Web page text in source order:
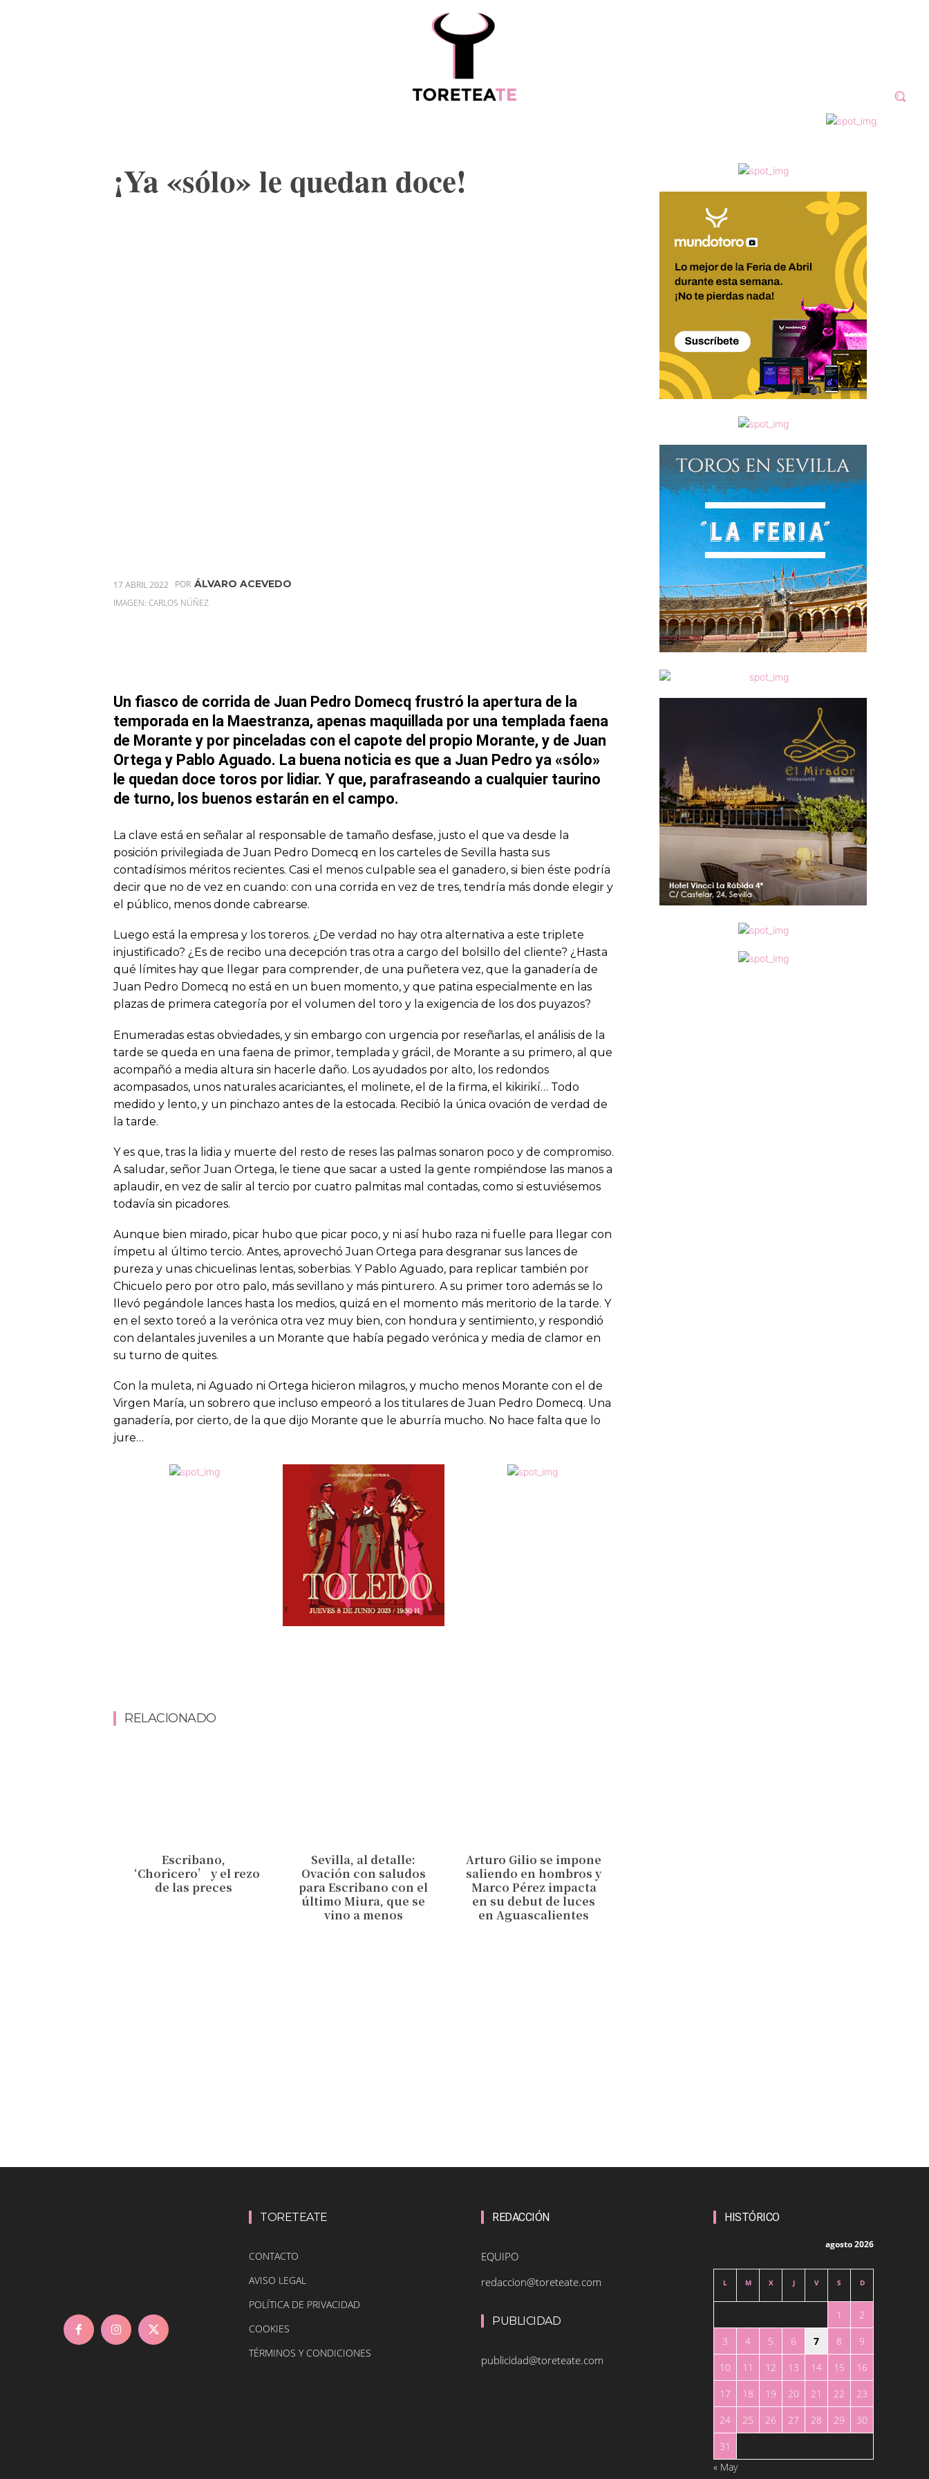
¡Ya «sólo» le quedan doce!
17 ABRIL 2022 POR ÁLVARO ACEVEDO
IMAGEN: CARLOS NÚÑEZ
Un fiasco de corrida de Juan Pedro Domecq frustró la apertura de la
temporada en la Maestranza, apenas maquillada por una templada faena
de Morante y por pinceladas con el capote del propio Morante, y de Juan
Ortega y Pablo Aguado. La buena noticia es que a Juan Pedro ya «sólo»
le quedan doce toros por lidiar. Y que, parafraseando a cualquier taurino
de turno, los buenos estarán en el campo.
La clave está en señalar al responsable de tamaño desfase, justo el que va desde la
posición privilegiada de Juan Pedro Domecq en los carteles de Sevilla hasta sus
contadísimos méritos recientes. Casi el menos culpable sea el ganadero, si bien éste podría
decir que no de vez en cuando: con una corrida en vez de tres, tendría más donde elegir y
el público, menos donde cabrearse.
Luego está la empresa y los toreros. ¿De verdad no hay otra alternativa a este triplete
injustificado? ¿Es de recibo una decepción tras otra a cargo del bolsillo del cliente? ¿Hasta
qué límites hay que llegar para comprender, de una puñetera vez, que la ganadería de
Juan Pedro Domecq no está en un buen momento, y que patina especialmente en las
plazas de primera categoría por el volumen del toro y la exigencia de los dos puyazos?
Enumeradas estas obviedades, y sin embargo con urgencia por reseñarlas, el análisis de la
tarde se queda en una faena de primor, templada y grácil, de Morante a su primero, al que
acompañó a media altura sin hacerle daño. Los ayudados por alto, los redondos
acompasados, unos naturales acariciantes, el molinete, el de la firma, el kikirikí… Todo
medido y lento, y un pinchazo antes de la estocada. Recibió la única ovación de verdad de
la tarde.
Y es que, tras la lidia y muerte del resto de reses las palmas sonaron poco y de compromiso.
A saludar, señor Juan Ortega, le tiene que sacar a usted la gente rompiéndose las manos a
aplaudir, en vez de salir al tercio por cuatro palmitas mal contadas, como si estuviésemos
todavía sin picadores.
Aunque bien mirado, picar hubo que picar poco, y ni así hubo raza ni fuelle para llegar con
ímpetu al último tercio. Antes, aprovechó Juan Ortega para desgranar sus lances de
pureza y unas chicuelinas lentas, soberbias. Y Pablo Aguado, para replicar también por
Chicuelo pero por otro palo, más sevillano y más pinturero. A su primer toro además se lo
llevó pegándole lances hasta los medios, quizá en el momento más meritorio de la tarde. Y
en el sexto toreó a la verónica otra vez muy bien, con hondura y sentimiento, y respondió
con delantales juveniles a un Morante que había pegado verónica y media de clamor en
su turno de quites.
Con la muleta, ni Aguado ni Ortega hicieron milagros, y mucho menos Morante con el de
Virgen María, un sobrero que incluso empeoró a los titulares de Juan Pedro Domecq. Una
ganadería, por cierto, de la que dijo Morante que le aburría mucho. No hace falta que lo
jure…
RELACIONADO
Escribano,
‘Choricero’ y el rezo
de las preces
Sevilla, al detalle:
Ovación con saludos
para Escribano con el
último Miura, que se
vino a menos
Arturo Gilio se impone
saliendo en hombros y
Marco Pérez impacta
en su debut de luces
en Aguascalientes
TORETEATE
CONTACTO
AVISO LEGAL
POLÍTICA DE PRIVACIDAD
COOKIES
TÉRMINOS Y CONDICIONES
REDACCIÓN
EQUIPO
redaccion@toreteate.com
PUBLICIDAD
publicidad@toreteate.com
HISTÓRICO
agosto 2026
L M X J V S D
1
2
3
4 5 6 7 8
9
10
11 12 13 14 15
16
17
18 19 20 21 22
23
24
25 26 27 28 29
30
31
« May